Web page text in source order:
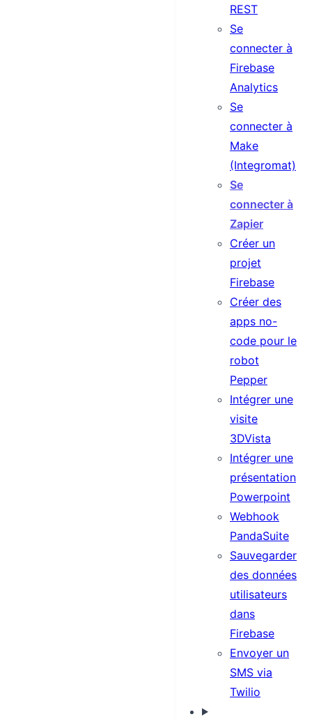
REST
Se
connecter à
Firebase
Analytics
Se
connecter à
Make
(Integromat)
Se
connecter à
Zapier
Créer un
projet
Firebase
Créer des
apps no-
code pour le
robot
Pepper
Intégrer une
visite
3DVista
Intégrer une
présentation
Powerpoint
Webhook
PandaSuite
Sauvegarder
des données
utilisateurs
dans
Firebase
Envoyer un
SMS via
Twilio